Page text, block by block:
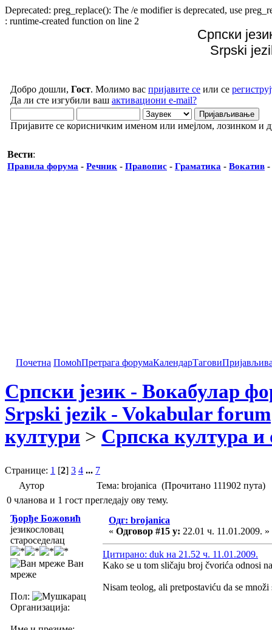
Deprecated: preg_replace(): The /e modifier is deprecated, use
: runtime-created function on line 2
Српски
Srpski
Добро дошли, Гост. Молимо вас пријавите се или се
Да ли сте изгубили ваш активациони e-mail?
Пријавите се корисничким именом или имејлом, лозинком и
Вести:
Правила форума - Речник - Правопис - Граматика - Вокатив -
Почетна ПомоћПретрага форумаКалендарТагови
Српски језик - Вокабулар
Srpski jezik - Vokabular forum
култури > Српска култура и
Странице: 1 [2] 3 4 ... 7
Аутор
Тема: brojanica (Прочитано 111902 пута)
0 чланова и 1 гост прегледају ову тему.
Ђорђе Божовић
језикословац
староседелац
Ван
мреже
Пол:
Организација:
Одг: brojanica
« Одговор #15 у: 22.01 ч. 11.01.2009. »
Цитирано: duk на 21.52 ч. 11.01.2009.
Kako se u tom sličaju broj čvorića odnosi
Nisam teolog, ali pretpostaviću da se